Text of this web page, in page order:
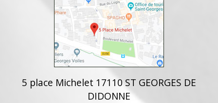
5 place Michelet 17110 ST GEORGES DE
DIDONNE